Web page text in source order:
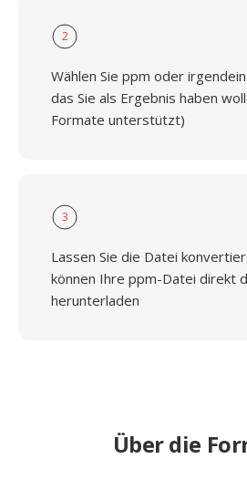
2
Wählen Sie ppm oder
das Sie als Ergebnis haben
Formate unterstützt)
3
Lassen Sie die Datei
können Ihre ppm-Datei direkt
herunterladen
Über die